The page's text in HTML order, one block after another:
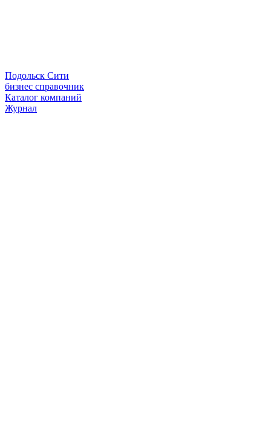
Подольск Сити
бизнес справочник
Каталог компаний
Журнал